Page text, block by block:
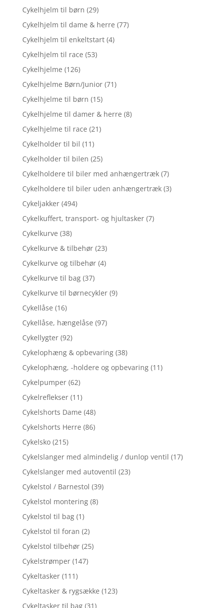
Cykelhjelm til børn (29)
Cykelhjelm til dame & herre (77)
Cykelhjelm til enkeltstart (4)
Cykelhjelm til race (53)
Cykelhjelme (126)
Cykelhjelme Børn/Junior (71)
Cykelhjelme til børn (15)
Cykelhjelme til damer & herre (8)
Cykelhjelme til race (21)
Cykelholder til bil (11)
Cykelholder til bilen (25)
Cykelholdere til biler med anhængertræk (7)
Cykelholdere til biler uden anhængertræk (3)
Cykeljakker (494)
Cykelkuffert, transport- og hjultasker (7)
Cykelkurve (38)
Cykelkurve & tilbehør (23)
Cykelkurve og tilbehør (4)
Cykelkurve til bag (37)
Cykelkurve til børnecykler (9)
Cykellåse (16)
Cykellåse, hængelåse (97)
Cykellygter (92)
Cykelophæng & opbevaring (38)
Cykelophæng, -holdere og opbevaring (11)
Cykelpumper (62)
Cykelreflekser (11)
Cykelshorts Dame (48)
Cykelshorts Herre (86)
Cykelsko (215)
Cykelslanger med almindelig / dunlop ventil (17)
Cykelslanger med autoventil (23)
Cykelstol / Barnestol (39)
Cykelstol montering (8)
Cykelstol til bag (1)
Cykelstol til foran (2)
Cykelstol tilbehør (25)
Cykelstrømper (147)
Cykeltasker (111)
Cykeltasker & rygsække (123)
Cykeltasker til bag (31)